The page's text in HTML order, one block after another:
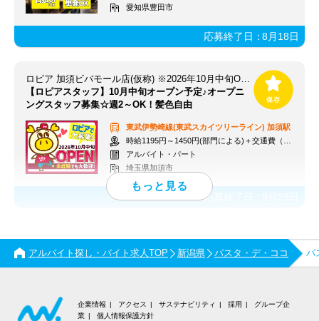
愛知県豊田市
応募終了日：8月18日
ロピア 加須ビバモール店(仮称) ※2026年10月中旬OPEN予定
【ロピアスタッフ】10月中旬オープン予定♪オープニ
ングスタッフ募集☆週2～OK！髪色自由
東武伊勢崎線(東武スカイツリーライン) 加須駅
時給1195円～1450円(部門による)＋交通費（社内規定）
アルバイト・パート
埼玉県加須市
応募終了日：
アルバイト探し・バイト求人TOP 新潟県 パスタ・デ・ココ パ
企業情報 アクセス サステナビリティ 採用
グループ企
業
個人情報保護方針